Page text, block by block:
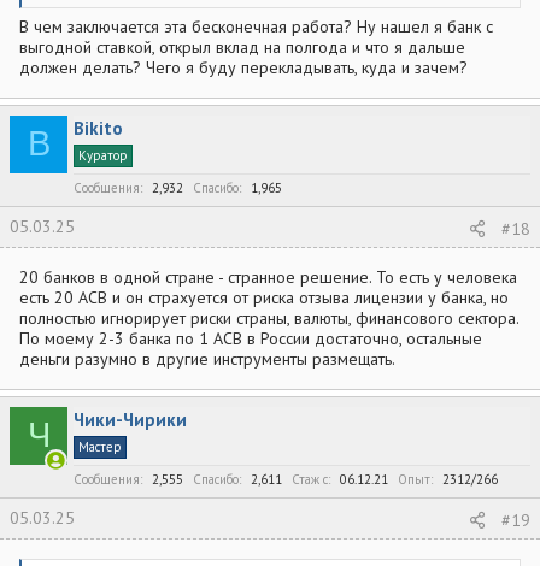
В чем заключается эта бесконечная работа? Ну нашел я банк с
выгодной ставкой, открыл вклад на полгода и что я дальше
должен делать? Чего я буду перекладывать, куда и зачем?
B Bikito
Куратор
Сообщения
2,932 Спасибо 1,965
05.03.25 #18
20 банков в одной стране - странное решение. То есть у человека
есть 20 АСВ и он страхуется от риска отзыва лицензии у банка, но
полностью игнорирует риски страны, валюты, финансового сектора.
По моему 2-3 банка по 1 АСВ в России достаточно, остальные
деньги разумно в другие инструменты размещать.
Ч Чики-Чирики
Мастер
Сообщения
2,555 Спасибо 2,611 Стаж c 06.12.21 Опыт 2312/266
05.03.25 #19